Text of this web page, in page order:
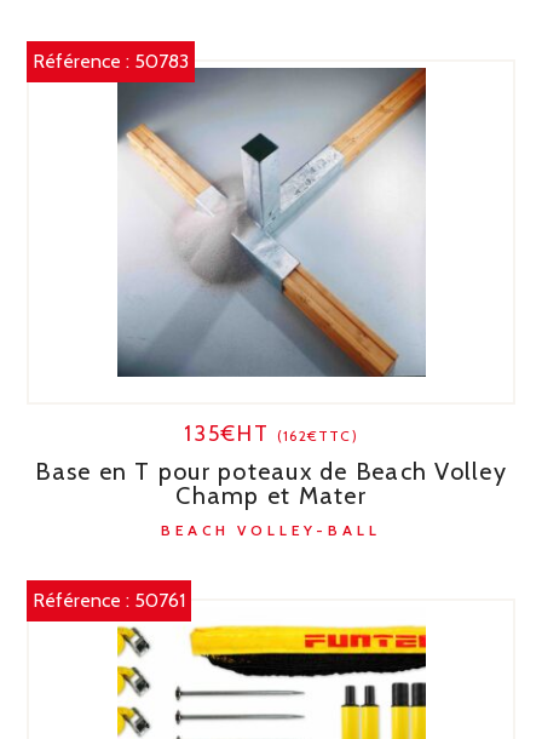
Référence : 50783
135€HT(162€TTC)
Base en T pour poteaux de Beach Volley
Champ et Mater
BEACH VOLLEY-BALL
Référence : 50761